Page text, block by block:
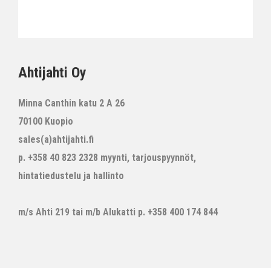
Ahtijahti Oy
Minna Canthin katu 2 A 26
70100 Kuopio
sales(a)ahtijahti.fi
p. +358 40 823 2328 myynti, tarjouspyynnöt,
hintatiedustelu ja hallinto
m/s Ahti 219 tai m/b Alukatti p. +358 400 174 844